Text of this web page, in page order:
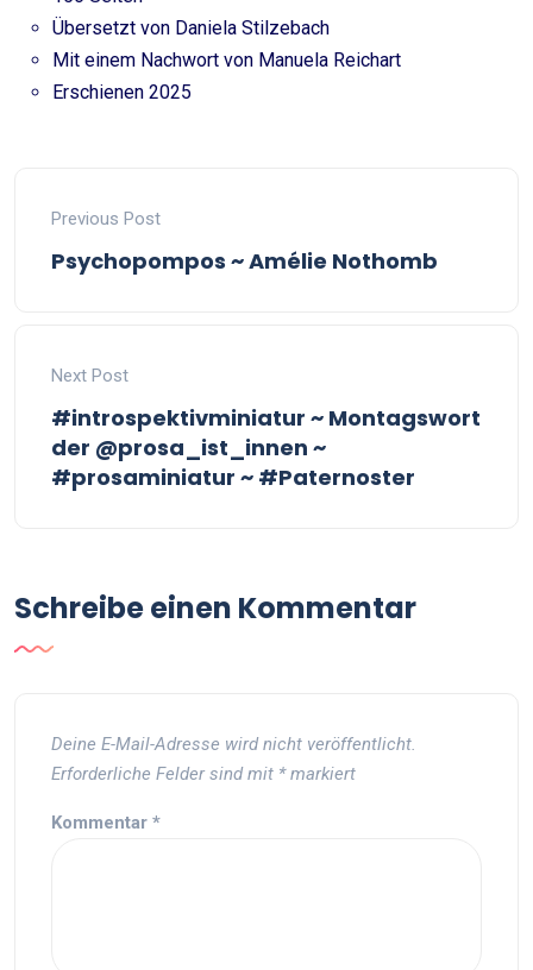
Übersetzt von Daniela Stilzebach
Mit einem Nachwort von Manuela Reichart
Erschienen 2025
Previous Post
Psychopompos ~ Amélie Nothomb
Next Post
#introspektivminiatur ~ Montagswort
der @prosa_ist_innen ~
#prosaminiatur ~ #Paternoster
Schreibe einen Kommentar
Deine E-Mail-Adresse wird nicht veröffentlicht.
Erforderliche Felder sind mit *markiert
Kommentar *